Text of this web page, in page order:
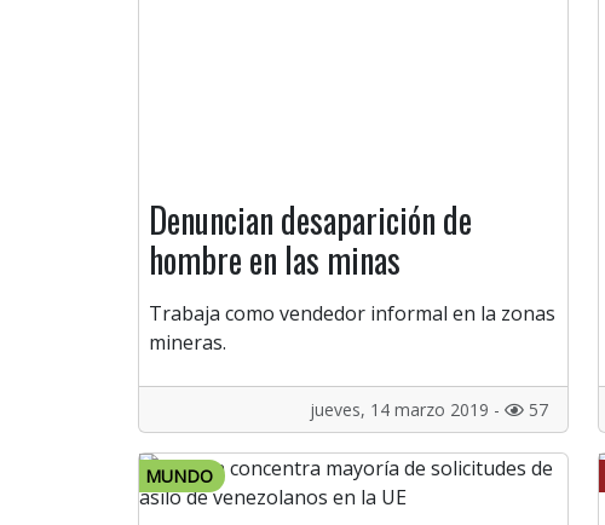
Denuncian desaparición de
hombre en las minas
Trabaja como vendedor informal en la zonas
mineras.
jueves, 14 marzo 2019 - 57
MUNDO